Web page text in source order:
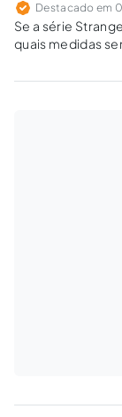
Destacado em
Se a série
quais medidas